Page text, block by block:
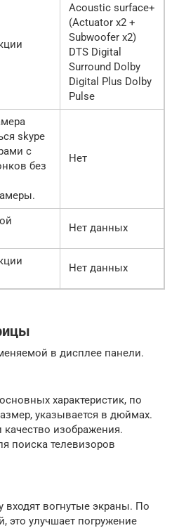
Acoustic surface+
(Actuator x2 +
Subwoofer x2)
DTS Digital
Surround Dolby
Digital Plus Dolby
Pulse
skype
с
без
Нет
Нет данных
Нет данных
в дисплее панели.
характеристик, по
указывается в дюймах.
изображения.
поиска телевизоров
входят вогнутые экраны. По
это улучшает погружение